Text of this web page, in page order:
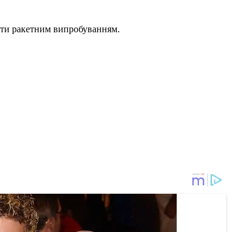
ракетним випробуванням.